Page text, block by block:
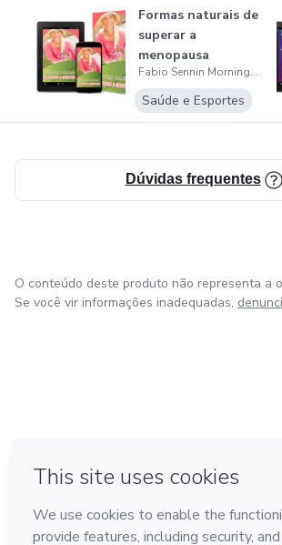
Formas naturais de
superar a
menopausa
Fabio Sennin Morningstar
Saúde e Esportes
Dúvidas frequentes
O conteúdo deste produto não representa a
Se você vir informações inadequadas,
Feito com ❤ em Bogotá